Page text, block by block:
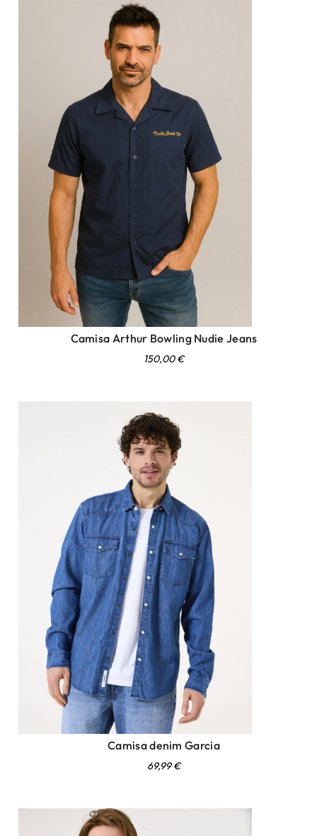
Camisa Arthur Bowling Nudie Jeans
150,00€
Camisa denim Garcia
69,99€